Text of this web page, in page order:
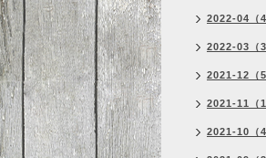
2022-04（4
2022-03（3
2021-12（5
2021-11（1
2021-10（4